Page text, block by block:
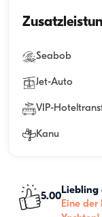
Seabob
Jet-Auto
VIP-
Kanu
5.00
Liebling
Eine